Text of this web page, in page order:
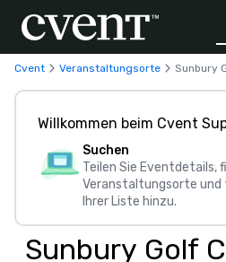
Cvent Veranstaltungsorte Sunbury
Willkommen beim Cvent
Suchen
Teilen Sie Eventdetails,
Veranstaltungsorte und
Ihrer Liste hinzu.
Sunbury Golf